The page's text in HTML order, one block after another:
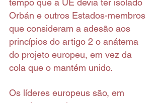
tempo que a UE devia ter isolado
Orbán e outros Estados-membros
que consideram a adesão aos
princípios do artigo 2 o anátema
do projeto europeu, em vez da
cola que o mantém unido.
Os líderes europeus são, em